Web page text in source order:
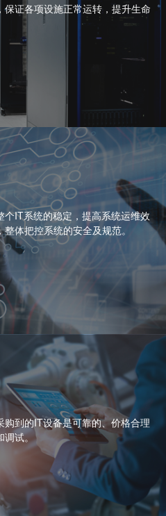
证各项设施正常运转，提升生命
IT系统的稳定，提高系统运维效
体把控系统的安全及规范。
到的IT设备是可靠的、价格合理
调试。